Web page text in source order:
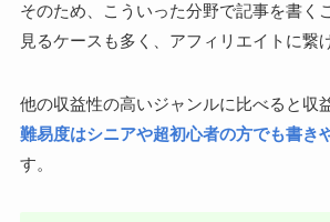
そのため、こういった分野で記事を書く
見るケースも多く、アフィリエイトに繋
他の収益性の高いジャンルに比べると収
難易度はシニアや超初心者の方でも書き
す。